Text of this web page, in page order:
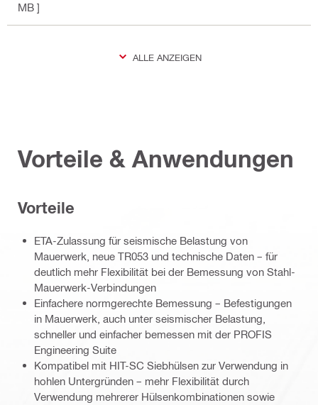
MB ]
ALLE ANZEIGEN
Vorteile & Anwendungen
Vorteile
ETA-Zulassung für seismische Belastung von
Mauerwerk, neue TR053 und technische Daten – für
deutlich mehr Flexibilität bei der Bemessung von Stahl-
Mauerwerk-Verbindungen
Einfachere normgerechte Bemessung – Befestigungen
in Mauerwerk, auch unter seismischer Belastung,
schneller und einfacher bemessen mit der PROFIS
Engineering Suite
Kompatibel mit HIT-SC Siebhülsen zur Verwendung in
hohlen Untergründen – mehr Flexibilität durch
Verwendung mehrerer Hülsenkombinationen sowie